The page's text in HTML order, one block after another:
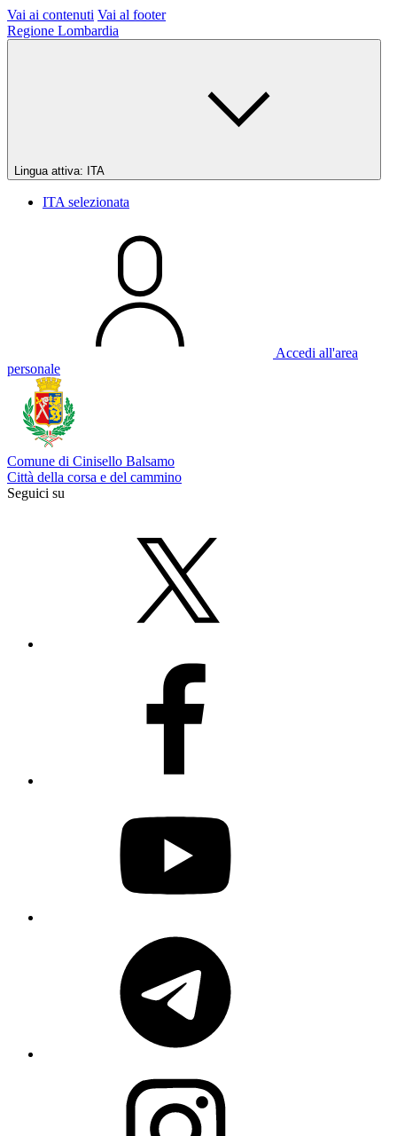
Vai ai contenuti Vai al footer
Regione Lombardia
Lingua attiva: ITA
ITA selezionata
Accedi all'area
personale
Comune di Cinisello Balsamo
Città della corsa e del cammino
Seguici su